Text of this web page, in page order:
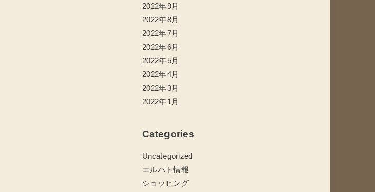
2022年9月
2022年8月
2022年7月
2022年6月
2022年5月
2022年4月
2022年3月
2022年1月
Categories
Uncategorized
エルパト情報
ショッピング